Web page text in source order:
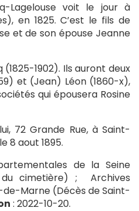
Lagelouse voit le jour à
en 1825. C’est le fils de
et de son épouse Jeanne
1902). Ils auront deux
et (Jean) Léon (1860-x),
qui épousera Rosine
72 Grande Rue, à Saint-
8 aout 1895.
de la Seine
cimetière) ;
Archives
Marne (Décès de Saint-
: 2022-10-20.